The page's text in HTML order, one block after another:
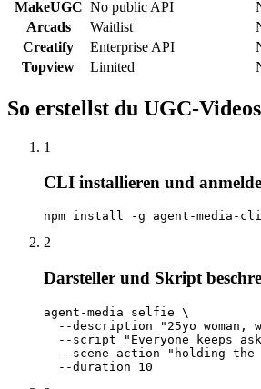
MakeUGC No public API
Arcads
Waitlist
Creatify
Enterprise API
Topview
Limited
So erstellst du UGC-
1
CLI installieren und
npm install -g agent-media-cli
2
Darsteller und Skript
agent-media selfie \
--description "25yo woman,
--script "Everyone keeps
--scene-action "holding
  --duration 10